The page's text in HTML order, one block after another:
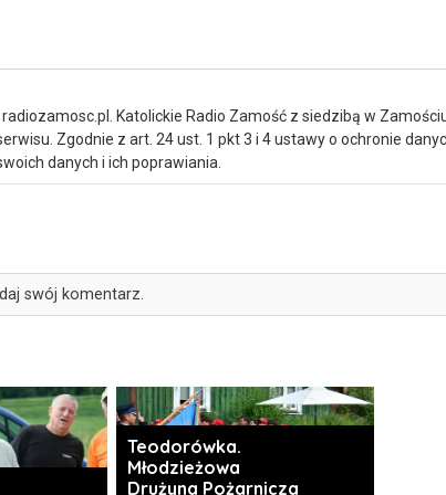
Katolickie Radio Zamość z siedzibą w
Zgodnie z art. 24 ust. 1 pkt 3 i 4 ustawy o ochronie
danych i ich poprawiania.
swój komentarz.
Teodorówka.
Młodzieżowa
Drużyna Pożarnicza